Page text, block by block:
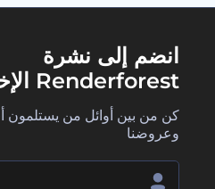
انضم إلى نشرة
Renderforest الإخبارية
كن من بين أوائل من يستلمون
وعروضنا